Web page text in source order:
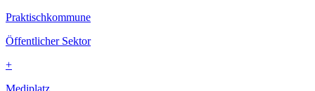
Praktischkommune
Öffentlicher Sektor
+
Mediplatz